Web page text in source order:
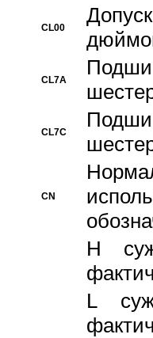
CL00
CL7A
CL7C
CN
H
L